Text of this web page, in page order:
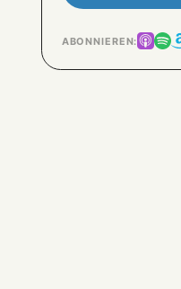
ABONNIEREN: